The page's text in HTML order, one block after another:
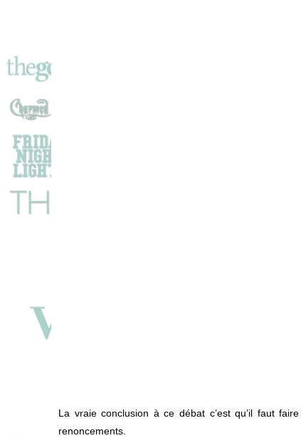
La vraie conclusion à ce débat c’est qu’il faut
renoncements.